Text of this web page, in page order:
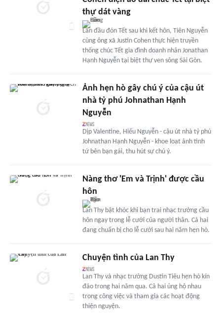
thự dát vàng
Lần đầu đón Tết sau khi kết hôn, Tiên Nguyễn
cùng ông xã Justin Cohen thực hiện truyền
thống chúc Tết gia đình doanh nhân Jonathan
Hạnh Nguyễn tại biệt thự ven sông Sài Gòn.
Ảnh hẹn hò gây chú ý của cậu út
nhà tỷ phú Johnathan Hạnh
Nguyễn
Dịp Valentine, Hiếu Nguyễn - cậu út nhà tỷ phú
Johnathan Hạnh Nguyễn - khoe loạt ảnh tình
tứ bên bạn gái, thu hút sự chú ý.
Nàng thơ 'Em và Trịnh' được cầu
hôn
Lan Thy bật khóc khi bạn trai nhạc trưởng cầu
hôn ngay trong lễ cưới của người thân. Cả hai
đang chuẩn bị cho lễ cưới sau hai năm hẹn hò.
Chuyện tình của Lan Thy
Lan Thy và nhạc trưởng Dustin Tiêu hẹn hò kín
đáo trong hai năm qua. Cả hai ủng hộ nhau
trong công việc và tham gia các hoạt động
thiện nguyện.